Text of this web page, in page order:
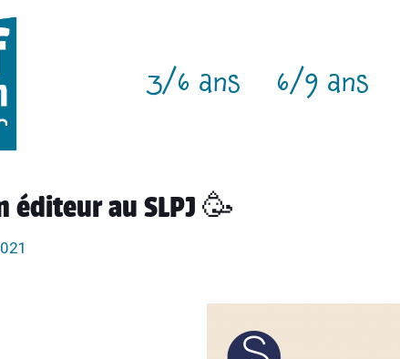
3/6 ans 6/9 ans
éditeur au SLPJ 🥳